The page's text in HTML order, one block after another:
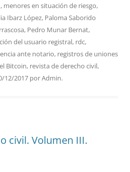
, menores en situación de riesgo,
Ibarz López, Paloma Saborido
, Pedro Munar Bernat,
del usuario registral, rdc,
ante notario, registros de uniones
Bitcoin, revista de derecho civil,
12/2017 porAdmin.
civil. Volumen III.